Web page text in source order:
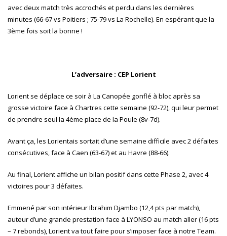
avec deux match très accrochés et perdu dans les dernières
minutes (66-67 vs Poitiers ; 75-79 vs La Rochelle). En espérant que la
3ème fois soit la bonne !
L’adversaire : CEP Lorient
Lorient se déplace ce soir à La Canopée gonflé à bloc après sa
grosse victoire face à Chartres cette semaine (92-72), qui leur permet
de prendre seul la 4ème place de la Poule (8v-7d).
Avant ça, les Lorientais sortait d’une semaine difficile avec 2 défaites
consécutives, face à Caen (63-67) et au Havre (88-66).
Au final, Lorient affiche un bilan positif dans cette Phase 2, avec 4
victoires pour 3 défaites.
Emmené par son intérieur Ibrahim Djambo (12,4 pts par match),
auteur d’une grande prestation face à LYONSO au match aller (16 pts
– 7 rebonds), Lorient va tout faire pour s’imposer face à notre Team.